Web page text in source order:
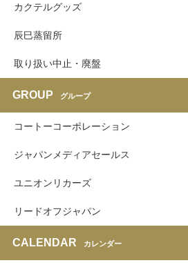
カクテルグッズ
辰巳蒸留所
取り扱い中止・廃盤
GROUP グループ
コートーコーポレーション
ジャパンメディアセールス
ユニオンリカーズ
リードオフジャパン
CALENDAR カレンダー